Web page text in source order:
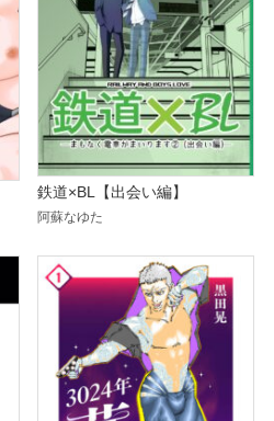
鉄道×BL【出会い編】
阿蘇なゆた